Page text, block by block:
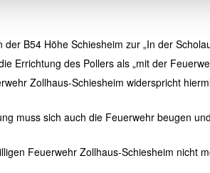
B54 Höhe Schiesheim zur „In der
Errichtung des Pollers als „mit der
Zollhaus-Schiesheim widerspricht
muss sich auch die Feuerwehr beugen
Feuerwehr Zollhaus-Schiesheim nicht